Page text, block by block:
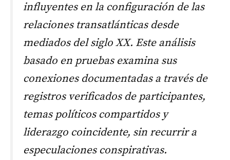
influyentes en la configuración de las
relaciones transatlánticas desde
mediados del siglo XX. Este análisis
basado en pruebas examina sus
conexiones documentadas a través de
registros verificados de participantes,
temas políticos compartidos y
liderazgo coincidente, sin recurrir a
especulaciones conspirativas.